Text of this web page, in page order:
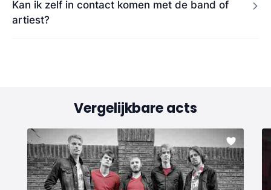
Kan ik zelf in contact komen met de band of
artiest?
Vergelijkbare acts